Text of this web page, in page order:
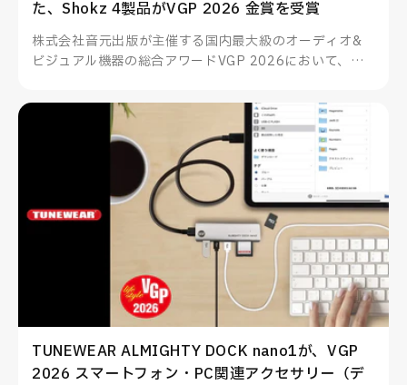
た、Shokz 4製品がVGP 2026 金賞を受賞
株式会社音元出版が主催する国内最大級のオーディオ&
ビジュアル機器の総合アワードVGP 2026において、
した4製品が部門賞金賞を受賞、その他多数製品も部門賞
を受賞いたしました。
TUNEWEAR ALMIGHTY DOCK nano1が、VGP
2026 スマートフォン・PC関連アクセサリー（デ